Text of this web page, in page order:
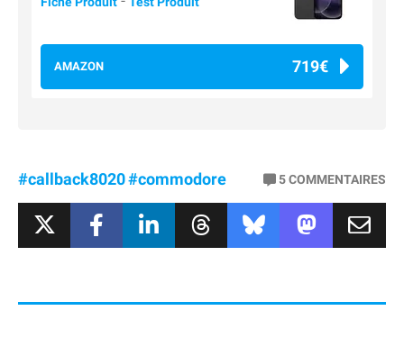
AMAZON 719€
#callback8020#commodore 5COMMENTAIRES